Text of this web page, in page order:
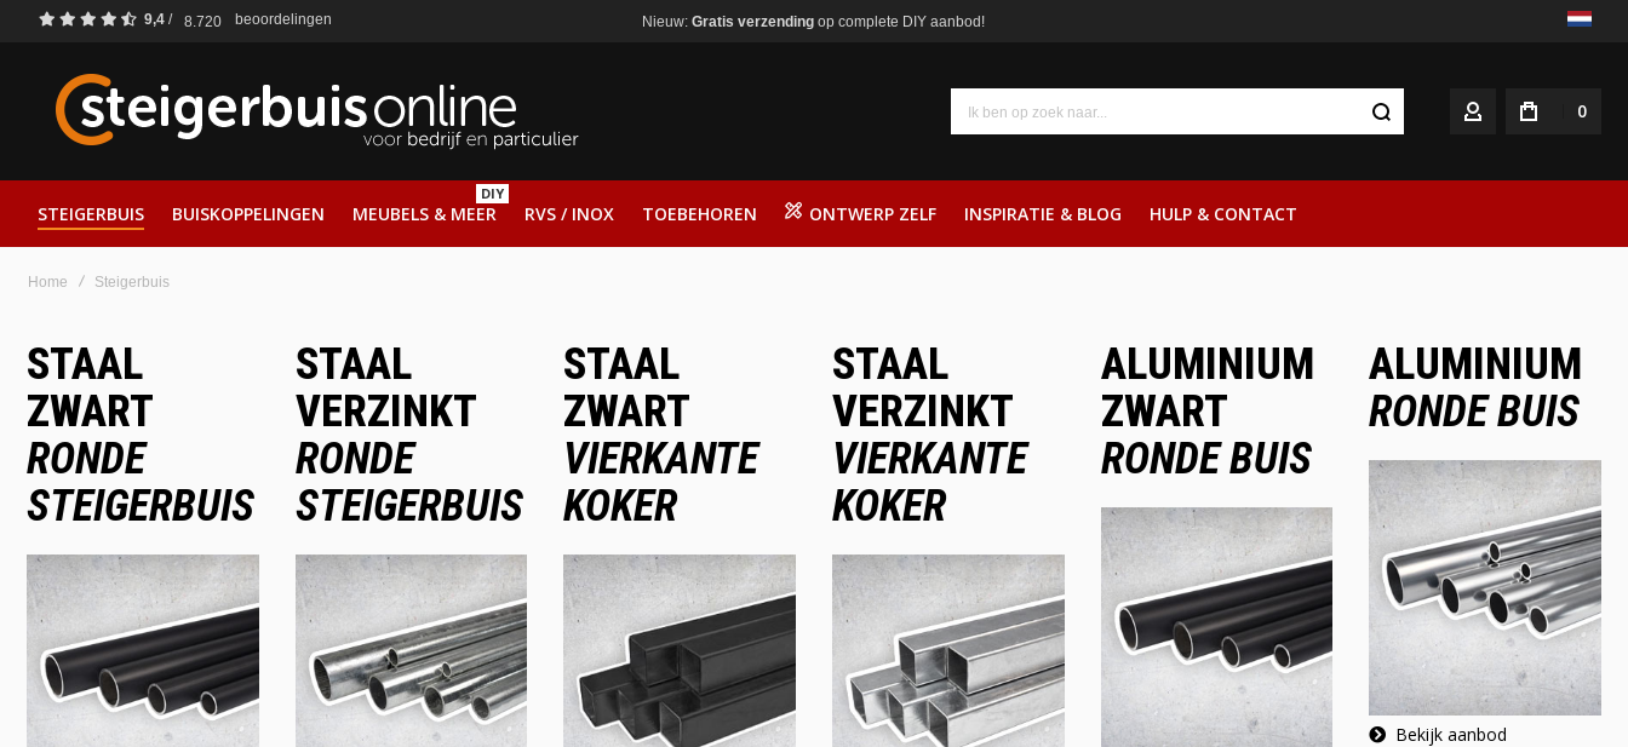
9,4 / 8.720 beoordelingen Nieuw: Gratis verzendingop complete DIY aanbod!
ACCOUNT 0
STEIGERBUIS BUISKOPPELINGEN MEUBELS & MEER
DIY
RVS / INOX TOEBEHOREN ONTWERP ZELF INSPIRATIE & BLOG HULP & CONTACT
Home Steigerbuis
STAAL
ZWART
RONDE
STEIGERBUIS
STAAL
VERZINKT
RONDE
STEIGERBUIS
STAAL
ZWART
VIERKANTE
KOKER
STAAL
VERZINKT
VIERKANTE
KOKER
ALUMINIUM
ZWART
RONDE BUIS
ALUMINIUM
RONDE BUIS
Bekijk aanbod